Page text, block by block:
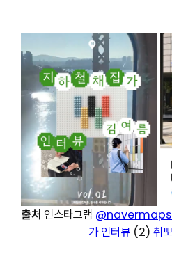
출처 인스타그램
가 인터뷰(2) 취